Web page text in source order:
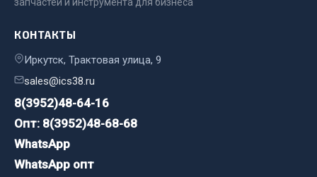
Манжеты
Патрубки
Прокладки
Рукава высокого давления
Весь раздел
запчастей и инструмента для бизнеса
КОНТАКТЫ
Иркутск, Трактовая улица, 9
sales@ics38.ru
8(3952)48-64-16
Опт: 8(3952)48-68-68
WhatsApp
WhatsApp опт